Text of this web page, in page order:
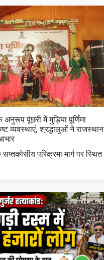
पूंछरी में मुड़िया पूर्णिमा
व्यवस्थाएं, श्रद्धालुओं ने राजस्थान
सप्तकोसीय परिक्रमा मार्ग पर स्थित